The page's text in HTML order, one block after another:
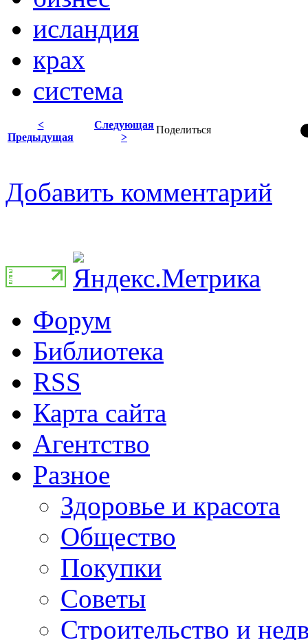
исландия
крах
система
Поделиться
<
Предыдущая
Следующая
>
Добавить комментарий
Форум
Библиотека
RSS
Карта сайта
Агентство
Разное
Здоровье и красота
Общество
Покупки
Советы
Строительство и